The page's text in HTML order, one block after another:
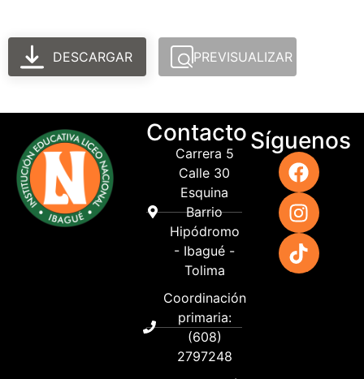
DESCARGAR PREVISUALIZAR
Contacto
Carrera 5
Calle 30
Esquina
Barrio
Hipódromo
- Ibagué -
Tolima
Coordinación
primaria:
(608)
2797248
Síguenos